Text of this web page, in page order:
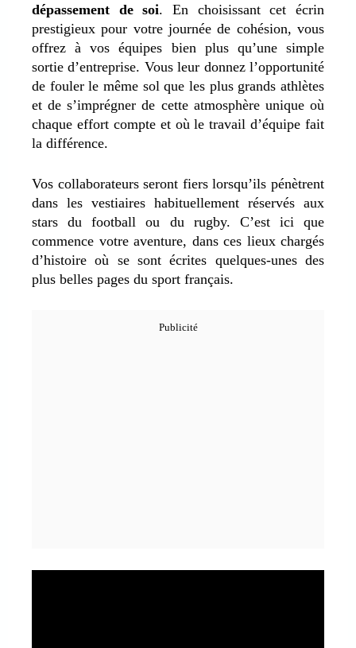
dépassement de soi. En choisissant cet écrin
prestigieux pour votre journée de cohésion, vous
offrez à vos équipes bien plus qu’une simple
sortie d’entreprise. Vous leur donnez l’opportunité
de fouler le même sol que les plus grands athlètes
et de s’imprégner de cette atmosphère unique où
chaque effort compte et où le travail d’équipe fait
la différence.
Vos collaborateurs seront fiers lorsqu’ils pénètrent
dans les vestiaires habituellement réservés aux
stars du football ou du rugby. C’est ici que
commence votre aventure, dans ces lieux chargés
d’histoire où se sont écrites quelques-unes des
plus belles pages du sport français.